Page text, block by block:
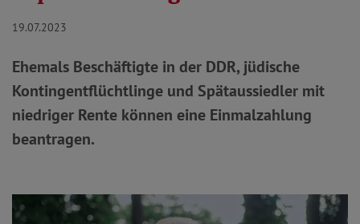
19.07.2023
Ehemals Beschäftigte in der DDR, jüdische
Kontingentflüchtlinge und Spätaussiedler mit
niedriger Rente können eine Einmalzahlung
beantragen.